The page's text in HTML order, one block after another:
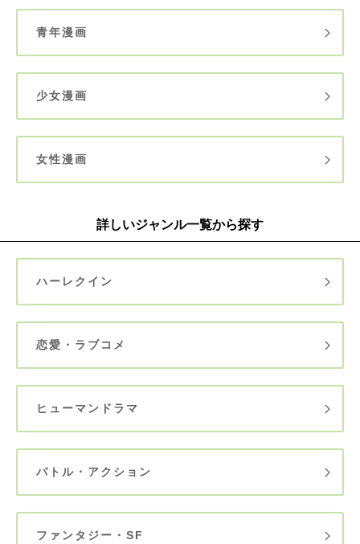
青年漫画
少女漫画
女性漫画
詳しいジャンル一覧から探す
ハーレクイン
恋愛・ラブコメ
ヒューマンドラマ
バトル・アクション
ファンタジー・SF